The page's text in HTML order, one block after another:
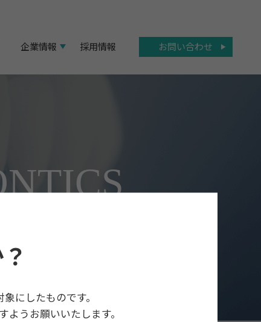
企業情報 採用情報 お問い合わせ
にしたものです。
うお願いいたします。